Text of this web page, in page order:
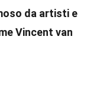
da artisti e
Vincent van